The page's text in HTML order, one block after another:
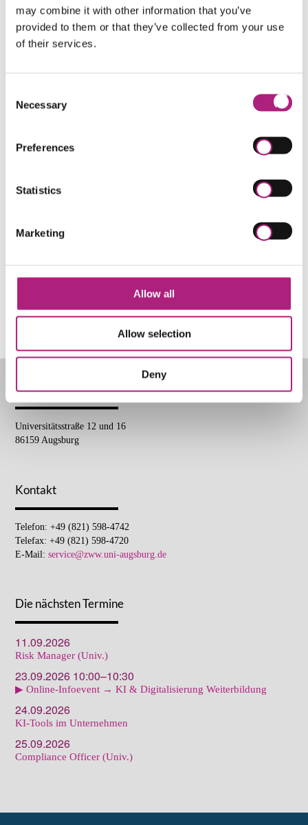
may combine it with other information that you’ve
provided to them or that they’ve collected from your use
of their services.
Selection
Necessary
Preferences
Statistics
Marketing
Allow all
Allow selection
Deny
Matinée Süddeutsches Forum
Buchungsportal
Medical Device Regulatory Affairs (Univ.)
Einzelseminare
WEITERBILDUNGSFINDER
Anschrift
Universitätsstraße 12 und 16
86159 Augsburg
Kontakt
Telefon: +49 (821) 598-4742
Telefax: +49 (821) 598-4720
E-Mail:service@zww.uni-augsburg.de
Die nächsten Termine
11.09.2026
Risk Manager (Univ.)
23.09.2026 10:00–10:30
▶ Online-Infoevent → KI & Digitalisierung Weiterbildung
24.09.2026
KI-Tools im Unternehmen
25.09.2026
Compliance Officer (Univ.)